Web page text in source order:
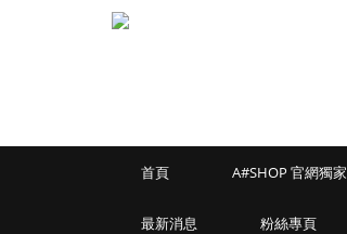
首頁 A#SHOP 官網獨家
最新消息 粉絲專頁